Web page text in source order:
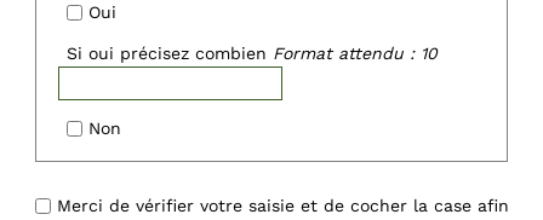
Oui
Si oui précisez combien Format attendu : 10
Non
Merci de vérifier votre saisie et de cocher la case afin